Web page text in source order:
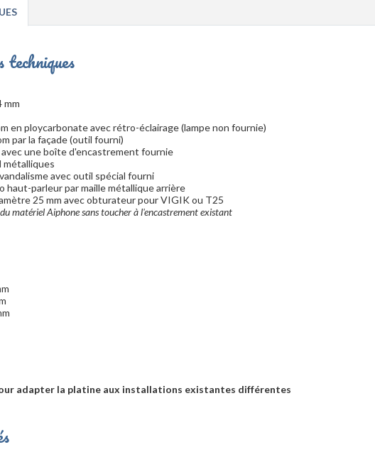
mm
en ploycarbonate avec rétro-éclairage (lampe non fournie)
par la façade (outil fourni)
une boîte d'encastrement fournie
métalliques
avec outil spécial fourni
haut-parleur par maille métallique arrière
25 mm avec obturateur pour VIGIK ou T25
matériel Aiphone sans toucher à l'encastrement existant
adapter la platine aux installations existantes différentes